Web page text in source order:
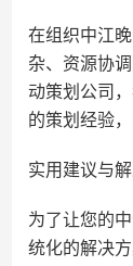
在组织中江
杂、资源协
动策划公司
的策划经验
实用建议与解
为了让您的
统化的解决